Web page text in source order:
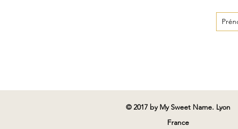
© 2017 by My Sweet Name. Lyon
France